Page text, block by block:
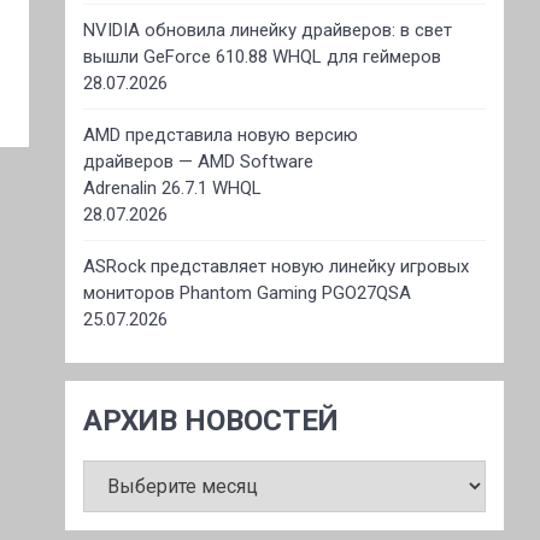
NVIDIA обновила линейку драйверов: в свет
вышли GeForce 610.88 WHQL для геймеров
28.07.2026
AMD представила новую версию
драйверов — AMD Software
Adrenalin 26.7.1 WHQL
28.07.2026
ASRock представляет новую линейку игровых
мониторов Phantom Gaming PGO27QSA
25.07.2026
АРХИВ НОВОСТЕЙ
НОВОСТЕЙ